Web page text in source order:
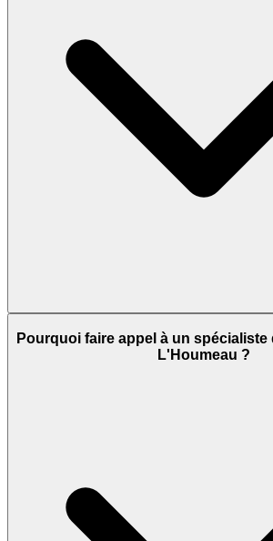
Pourquoi faire appel à un
L'Houmeau ?